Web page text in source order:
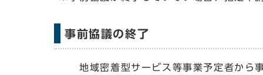
事前協議の終了
地域密着型サービス等事業予定者から事